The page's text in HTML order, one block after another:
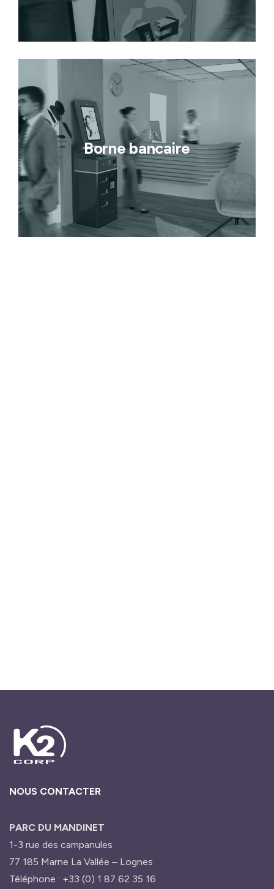
Borne bancaire
NOUS CONTACTER
PARC DU MANDINET
1-3 rue des campanules
77 185 Marne La Vallée – Lognes
Téléphone : +33 (0) 1 87 62 35 16